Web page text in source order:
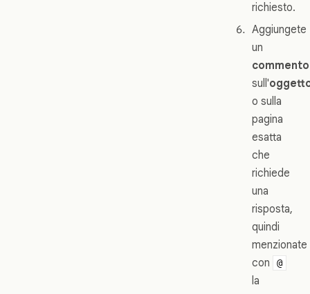
richiesto.
Aggiungete
un
commento
sull'
o sulla
pagina
esatta
che
richiede
una
risposta,
quindi
menzionate
con
@
la